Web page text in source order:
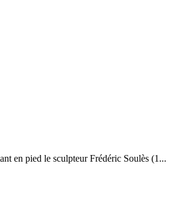
en pied le sculpteur Frédéric Soulès (1...